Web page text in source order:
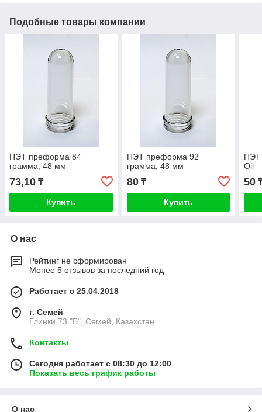
Подобные товары компании
ПЭТ преформа 84
грамма, 48 мм
73,10 ₸
Купить
ПЭТ преформа 92
грамма, 48 мм
80₸
Купить
ПЭТ
Oil
50
О нас
Рейтинг не сформирован
Менее 5 отзывов за последний год
Работает с 25.04.2018
г. Семей
Глинки 73 "Б", Семей, Казахстан
Контакты
Сегодня работает с 08:30 до 12:00
Показать весь график работы
О нас